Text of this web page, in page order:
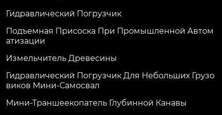
Гидравлический Погрузчик
Подъемная Присоска При Промышленной Автом
Атизации
Измельчитель Древесины
Гидравлический Погрузчик Для Небольших Грузо
Виков Мини-Самосвал
Мини-Траншеекопатель Глубинной Канавы